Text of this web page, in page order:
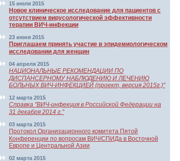
15 июля 2015
Новое клиническое исследование для пациентов с
отсутствием вирусологической эффективности
терапии ВИЧ-инфекции
23 июня 2015
Приглашаем принять участие в эпидемиологическом
исследовании для женщин
04 апреля 2015
НАЦИОНАЛЬНЫЕ РЕКОМЕНДАЦИИ ПО
ДИСПАНСЕРНОМУ НАБЛЮДЕНИЮ И ЛЕЧЕНИЮ
БОЛЬНЫХ ВИЧ-ИНФЕКЦИЕЙ (проект, версия 2015г.)"
12 марта 2015
Справка "ВИЧ-инфекция в Российской Федерации на
31 декабря 2014 г."
03 марта 2015
Протокол Организационного комитета Пятой
Конференции по вопросам ВИЧ/СПИДа в Восточной
Европе и Центральной Азии
02 марта 2015